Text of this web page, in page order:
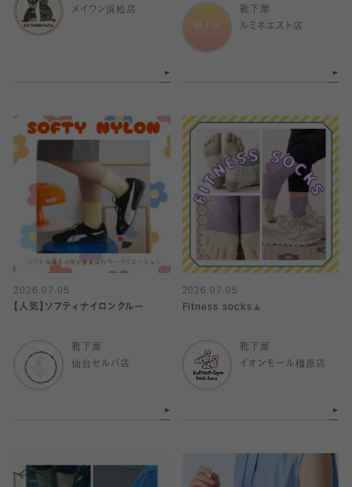
メイワン浜松店
靴下屋
ルミネエスト店
2026.07.05
【人気】ソフティナイロンクルー
靴下屋
仙台セルバ店
2026.07.05
Fitness socks🧘
靴下屋
イオンモール橿原店